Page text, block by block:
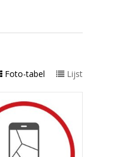
Foto-tabel Lijst